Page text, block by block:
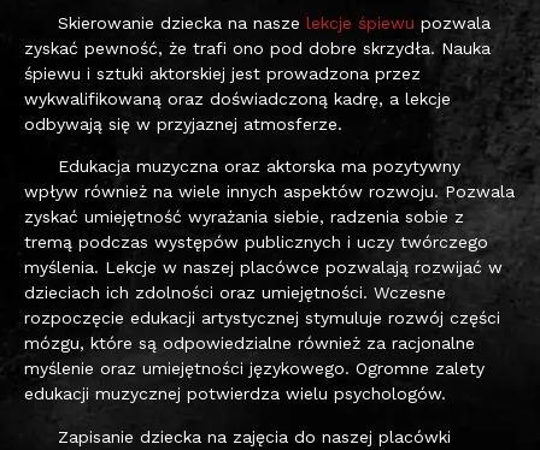
Skierowanie dziecka na nasze lekcje śpiewu pozwala
zyskać pewność, że trafi ono pod dobre skrzydła. Nauka
śpiewu i sztuki aktorskiej jest prowadzona przez
wykwalifikowaną oraz doświadczoną kadrę, a lekcje
odbywają się w przyjaznej atmosferze.
Edukacja muzyczna oraz aktorska ma pozytywny
wpływ również na wiele innych aspektów rozwoju. Pozwala
zyskać umiejętność wyrażania siebie, radzenia sobie z
tremą podczas występów publicznych i uczy twórczego
myślenia. Lekcje w naszej placówce pozwalają rozwijać w
dzieciach ich zdolności oraz umiejętności. Wczesne
rozpoczęcie edukacji artystycznej stymuluje rozwój części
mózgu, które są odpowiedzialne również za racjonalne
myślenie oraz umiejętności językowego. Ogromne zalety
edukacji muzycznej potwierdza wielu psychologów.
Zapisanie dziecka na zajęcia do naszej placówki